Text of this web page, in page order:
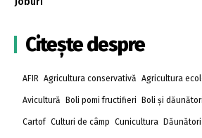
Citește despre
AFIR Agricultura conservativă Agricultura
Avicultură Boli pomi fructifieri Boli și dăunători
Cartof Culturi de câmp Cunicultura